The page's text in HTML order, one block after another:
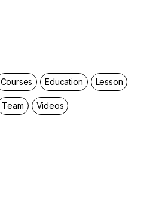
Courses Education Lesson
Team Videos